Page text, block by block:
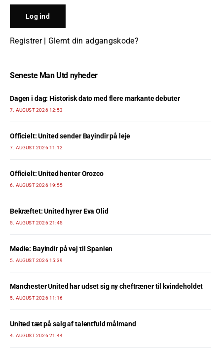
Registrer| Glemt din adgangskode?
Seneste Man Utd nyheder
Dagen i dag: Historisk dato med flere markante debuter
7. AUGUST 2026 12:53
Officielt: United sender Bayindir på leje
7. AUGUST 2026 11:12
Officielt: United henter Orozco
6. AUGUST 2026 19:55
Bekræftet: United hyrer Eva Olid
5. AUGUST 2026 21:45
Medie: Bayindir på vej til Spanien
5. AUGUST 2026 15:39
Manchester United har udset sig ny cheftræner til kvindeholdet
5. AUGUST 2026 11:16
United tæt på salg af talentfuld målmand
4. AUGUST 2026 21:44